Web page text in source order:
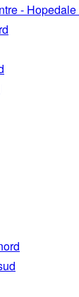
- Hopedale